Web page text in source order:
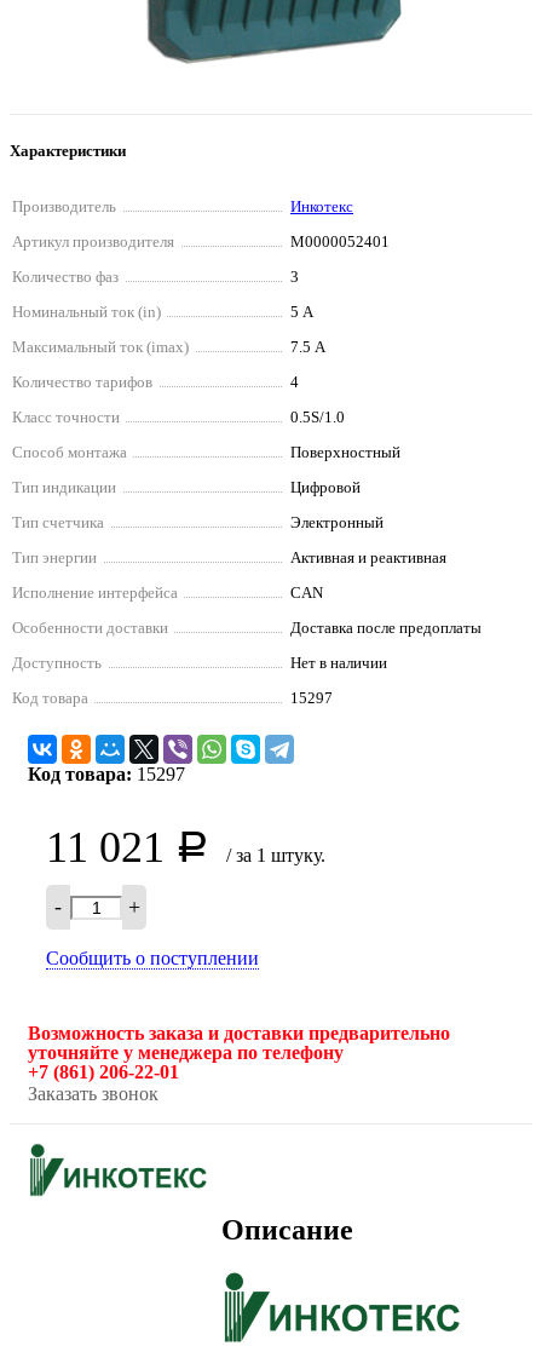
Характеристики
Производитель
Инкотекс
Артикул производителя
М0000052401
Количество фаз
3
Номинальный ток (in)
5 А
Максимальный ток (imax)
7.5 А
Количество тарифов
4
Класс точности
0.5S/1.0
Способ монтажа
Поверхностный
Тип индикации
Цифровой
Тип счетчика
Электронный
Тип энергии
Активная и реактивная
Исполнение интерфейса
CAN
Особенности доставки
Доставка после предоплаты
Доступность
Нет в наличии
Код товара
15297
Код товара: 15297
11 021 Р / за 1 штуку.
- +
Сообщить о поступлении
Возможность заказа и доставки предварительно
уточняйте у менеджера по телефону
+7 (861) 206-22-01
Заказать звонок
Описание